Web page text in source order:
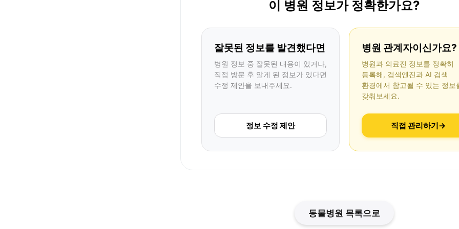
이 병원 정보가 정확한가요?
잘못된 정보를 발견했다면
병원 정보 중 잘못된 내용이 있거나,
직접 방문 후 알게 된 정보가 있다면
수정 제안을 보내주세요.
정보 수정 제안
병원 관계자이신가요?
병원과 의료진 정보를 정확히
등록해, 검색엔진과 AI 검색
환경에서 참고될 수 있는 정보
갖춰보세요.
직접 관리하기→
동물병원 목록으로